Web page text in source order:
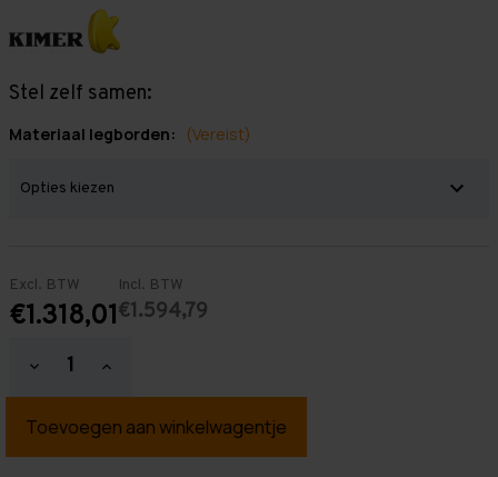
Stel zelf samen:
Materiaal legborden: (Vereist)
Excl. BTW
€1.318,01
Incl. BTW
€1.594,79
Hoeveelheid
verlagen
Grootvakstelling
mm
Hoeveelheid
verhogen
Grootvakstelling
mm